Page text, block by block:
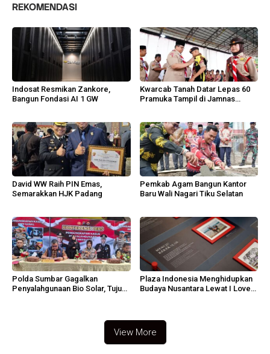
REKOMENDASI
Indosat Resmikan Zankore,
Bangun Fondasi AI 1 GW
Kwarcab Tanah Datar Lepas 60
Pramuka Tampil di Jamnas
David WW Raih PIN Emas,
Semarakkan HJK Padang
Pemkab Agam Bangun Kantor
Baru Wali Nagari Tiku Selatan
Polda Sumbar Gagalkan
Penyalahgunaan Bio Solar, Tujuh
Plaza Indonesia Menghidupkan
Budaya Nusantara Lewat I Love
View More